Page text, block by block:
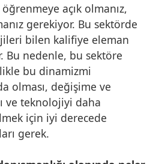
açık olmanız,
gerekiyor. Bu sektörde
bilen kalifiye eleman
Bu nedenle, bu sektöre
bu dinamizmi
olması, değişime ve
ve teknolojiyi daha
için iyi derecede
gerek.